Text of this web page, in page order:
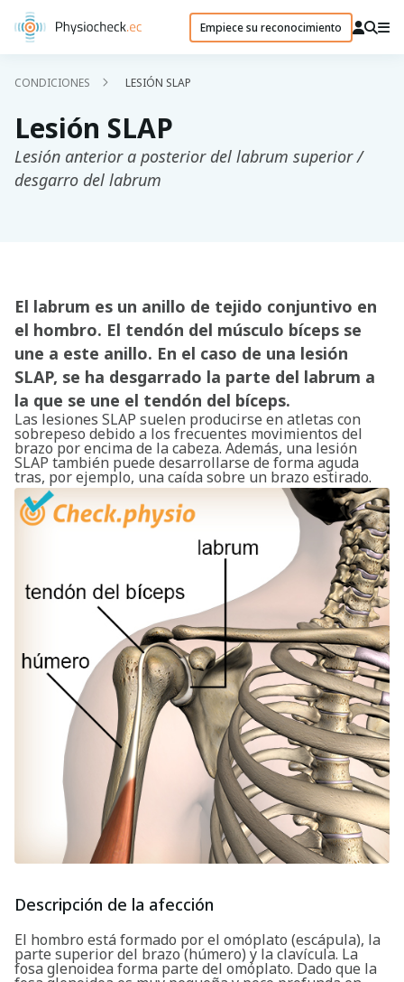
Empiece su reconocimiento
CONDICIONES LESIÓN SLAP
Lesión SLAP
Lesión anterior a posterior del labrum superior /
desgarro del labrum
El labrum es un anillo de tejido conjuntivo en
el hombro. El tendón del músculo bíceps se
une a este anillo. En el caso de una lesión
SLAP, se ha desgarrado la parte del labrum a
la que se une el tendón del bíceps.
Las lesiones SLAP suelen producirse en atletas con
sobrepeso debido a los frecuentes movimientos del
brazo por encima de la cabeza. Además, una lesión
SLAP también puede desarrollarse de forma aguda
tras, por ejemplo, una caída sobre un brazo estirado.
Descripción de la afección
El hombro está formado por el omóplato (escápula), la
parte superior del brazo (húmero) y la clavícula. La
fosa glenoidea forma parte del omóplato. Dado que la